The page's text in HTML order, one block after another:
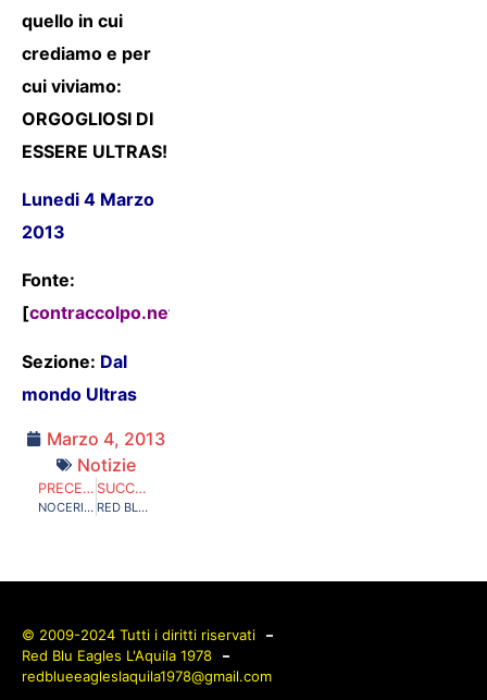
quello in cui
crediamo e per
cui viviamo:
ORGOGLIOSI DI
ESSERE ULTRAS!
Lunedi 4 Marzo
2013
Fonte:
[contraccolpo.net
Sezione: Dal
mondo Ultras
Marzo 4, 2013
Notizie
PRECEDENTE
NOCERINA-PAGANESE. CAMPO NEUTRO E PORTE CHIUSE, ECCO “L’UTILITA’ ” DELLA TESSERA DEL TIFOSO!
SUCCESSIVO
RED BLUE EAGLES L’AQUILA 1978 IN CURVA SUD. L’AQUILA-SALERNITANA DOMENICA 6 GENNAIO 2013
© 2009-2024 Tutti i diritti riservati
Red Blu Eagles L'Aquila 1978
redblueeagleslaquila1978@gmail.com